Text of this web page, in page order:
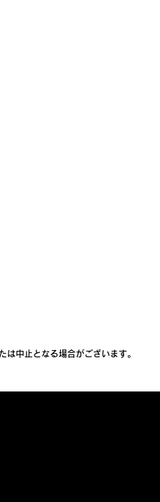
中止となる場合がございます。